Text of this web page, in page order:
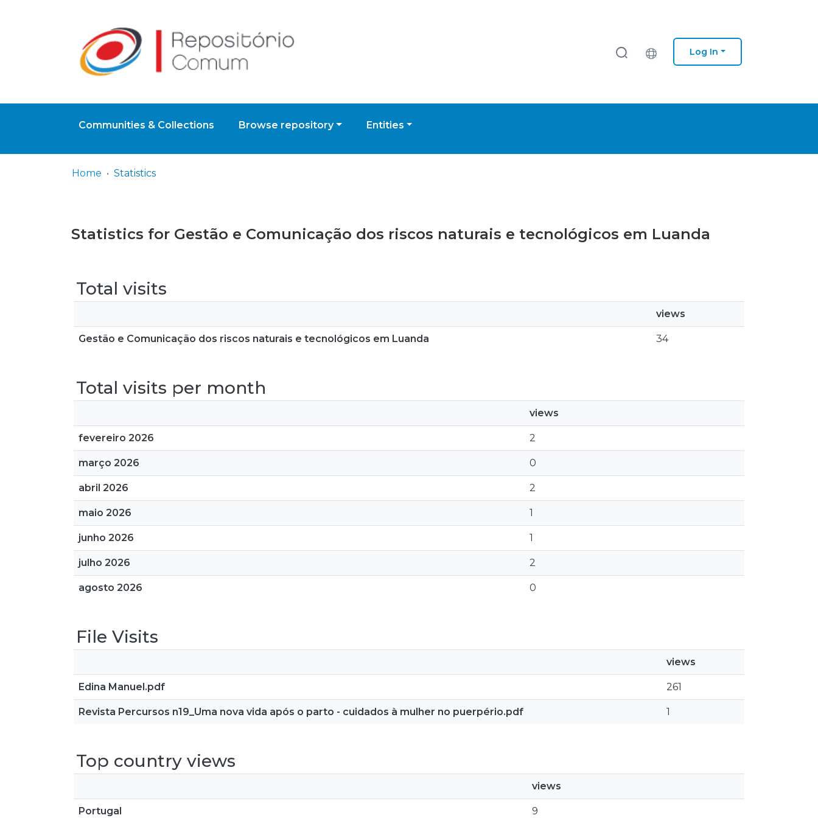
Log In
Communities & Collections Browse repository Entities
Home Statistics
Statistics for Gestão e Comunicação dos riscos naturais e tecnológicos em Luanda
Total visits
views
Gestão e Comunicação dos riscos naturais e tecnológicos em Luanda 34
Total visits per month
views
fevereiro 2026 2
março 2026 0
abril 2026 2
maio 2026 1
junho 2026 1
julho 2026 2
agosto 2026 0
File Visits
views
Edina Manuel.pdf 261
Revista Percursos n19_Uma nova vida após o parto - cuidados à mulher no puerpério.pdf 1
Top country views
views
Portugal 9